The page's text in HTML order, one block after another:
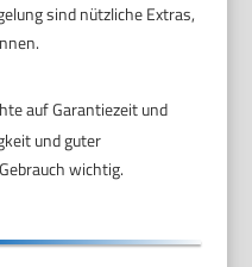
sind nützliche Extras,
auf Garantiezeit und
und guter
wichtig.